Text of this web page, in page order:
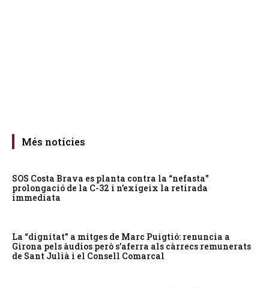
Més notícies
SOS Costa Brava es planta contra la “nefasta”
prolongació de la C-32 i n’exigeix la retirada
immediata
La “dignitat” a mitges de Marc Puigtió: renuncia a
Girona pels àudios però s’aferra als càrrecs remunerats
de Sant Julià i el Consell Comarcal